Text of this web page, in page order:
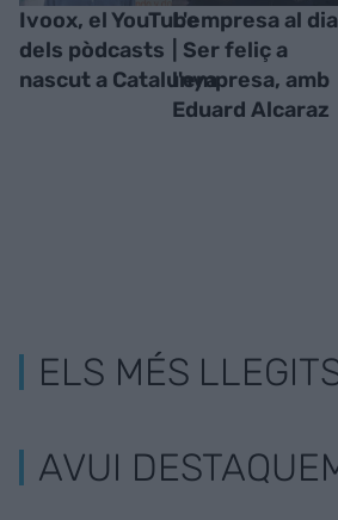
Ivoox, el YouTube
dels pòdcasts
nascut a Catalunya
L'empresa al
| Ser feliç a
l'empresa, amb
Eduard Alcaraz
ELS MÉS
AVUI